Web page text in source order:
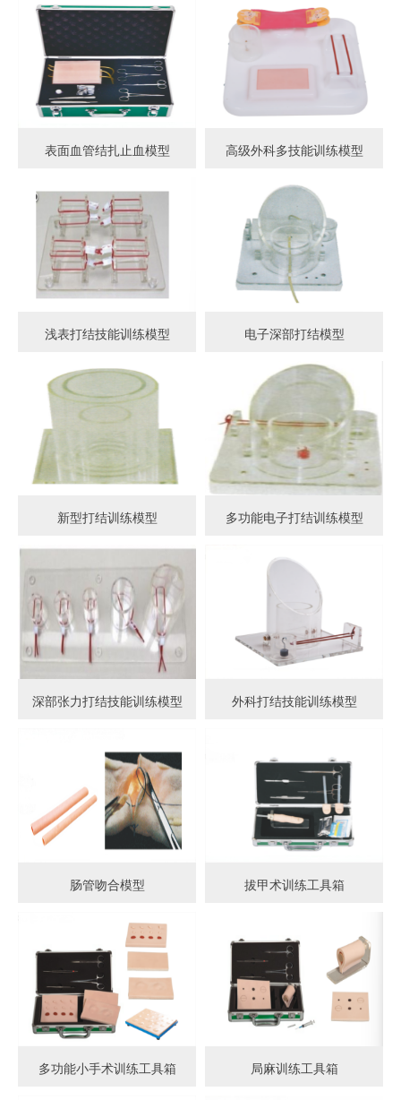
表面血管结扎止血模型 高级外科多技能训练模型
浅表打结技能训练模型 电子深部打结模型
新型打结训练模型 多功能电子打结训练模型
深部张力打结技能训练模型 外科打结技能训练模型
肠管吻合模型 拔甲术训练工具箱
多功能小手术训练工具箱 局麻训练工具箱